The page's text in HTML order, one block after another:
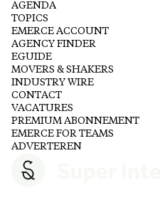
AGENDA
TOPICS
EMERCE ACCOUNT
AGENCY FINDER
EGUIDE
MOVERS & SHAKERS
INDUSTRY WIRE
CONTACT
VACATURES
PREMIUM ABONNEMENT
EMERCE FOR TEAMS
ADVERTEREN